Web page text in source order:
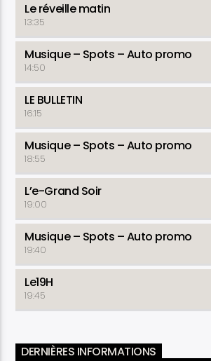
Le réveille matin
13:35
Musique – Spots – Auto promo
14:50
LE BULLETIN
16:15
Musique – Spots – Auto promo
18:55
L’e-Grand Soir
19:00
Musique – Spots – Auto promo
19:40
Le19H
19:45
DERNIÈRES INFORMATIONS